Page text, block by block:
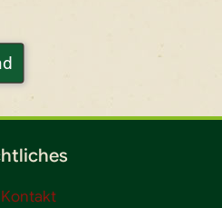
Kontakt